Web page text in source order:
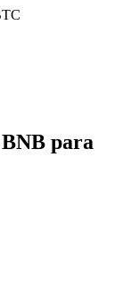
para